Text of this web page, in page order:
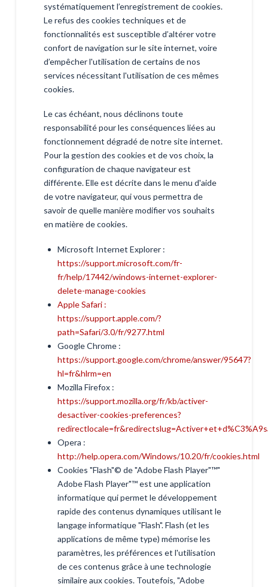
systématiquement l’enregistrement de cookies.
Le refus des cookies techniques et de
fonctionnalités est susceptible d’altérer votre
confort de navigation sur le site internet, voire
d’empêcher l'utilisation de certains de nos
services nécessitant l'utilisation de ces mêmes
cookies.
Le cas échéant, nous déclinons toute
responsabilité pour les conséquences liées au
fonctionnement dégradé de notre site internet.
Pour la gestion des cookies et de vos choix, la
configuration de chaque navigateur est
différente. Elle est décrite dans le menu d'aide
de votre navigateur, qui vous permettra de
savoir de quelle manière modifier vos souhaits
en matière de cookies.
Microsoft Internet Explorer :
https://support.microsoft.com/fr-
fr/help/17442/windows-internet-explorer-
delete-manage-cookies
Apple Safari :
https://support.apple.com/?
path=Safari/3.0/fr/9277.html
Google Chrome :
https://support.google.com/chrome/answer/95647?
hl=fr&hlrm=en
Mozilla Firefox :
https://support.mozilla.org/fr/kb/activer-
desactiver-cookies-preferences?
Opera :
http://help.opera.com/Windows/10.20/fr/cookies.html
Cookies "Flash"© de "Adobe Flash Player"™"
Adobe Flash Player"™ est une application
informatique qui permet le développement
rapide des contenus dynamiques utilisant le
langage informatique "Flash". Flash (et les
applications de même type) mémorise les
paramètres, les préférences et l'utilisation
de ces contenus grâce à une technologie
similaire aux cookies. Toutefois, "Adobe